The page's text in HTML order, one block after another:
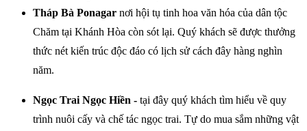
Tháp Bà Ponagar nơi hội tụ tinh hoa văn hóa của dân tộc
Chăm tại Khánh Hòa còn sót lại. Quý khách sẽ được thưởng
thức nét kiến trúc độc đáo có lịch sử cách đây hàng nghìn
năm.
Ngọc Trai Ngọc Hiền - tại đây quý khách tìm hiểu về quy
trình nuôi cấy và chế tác ngọc trai. Tự do mua sắm những vật